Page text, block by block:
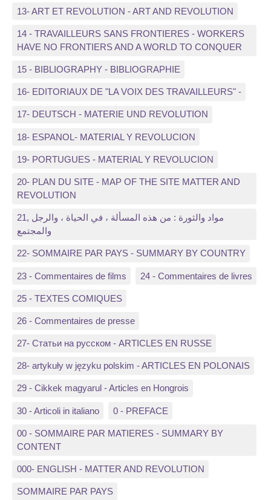
13- ART ET REVOLUTION - ART AND REVOLUTION
14 - TRAVAILLEURS SANS FRONTIERES - WORKERS
HAVE NO FRONTIERS AND A WORLD TO CONQUER
15 - BIBLIOGRAPHY - BIBLIOGRAPHIE
16- EDITORIAUX DE "LA VOIX DES TRAVAILLEURS" -
17- DEUTSCH - MATERIE UND REVOLUTION
18- ESPANOL- MATERIAL Y REVOLUCION
19- PORTUGUES - MATERIAL Y REVOLUCION
20- PLAN DU SITE - MAP OF THE SITE MATTER AND
REVOLUTION
21, مواد والثورة : من هذه المسألة ، في الحياة ، والرجل
والمجتمع
22- SOMMAIRE PAR PAYS - SUMMARY BY COUNTRY
23 - Commentaires de films 24 - Commentaires de livres
25 - TEXTES COMIQUES
26 - Commentaires de presse
27- Статьи на русском - ARTICLES EN RUSSE
28- artykuły w języku polskim - ARTICLES EN POLONAIS
29 - Cikkek magyarul - Articles en Hongrois
30 - Articoli in italiano 0 - PREFACE
00 - SOMMAIRE PAR MATIERES - SUMMARY BY
CONTENT
000- ENGLISH - MATTER AND REVOLUTION
SOMMAIRE PAR PAYS